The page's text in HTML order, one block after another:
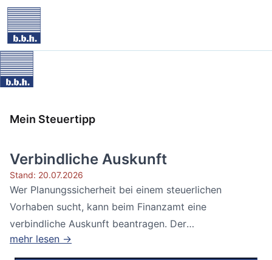
Mein Steuertipp
Verbindliche Auskunft
Stand: 20.07.2026
Wer Planungssicherheit bei einem steuerlichen
Vorhaben sucht, kann beim Finanzamt eine
verbindliche Auskunft beantragen. Der
Bundesfinanzhof...
mehr lesen →